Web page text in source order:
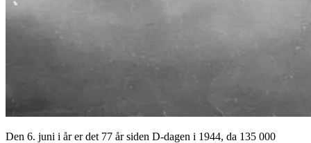
Den 6. juni i år er det 77 år siden D-dagen i 1944, da 135 000